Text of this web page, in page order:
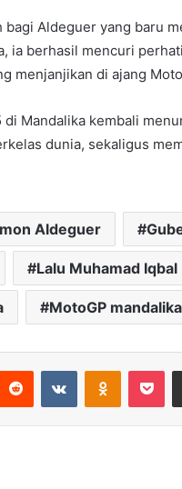
Aldeguer yang baru
ia berhasil mencuri
menjanjikan di ajang
Mandalika kembali
dunia, sekaligus
Aldeguer
Lalu Muhamad Iqbal
MotoGP
Reddit VKontakte